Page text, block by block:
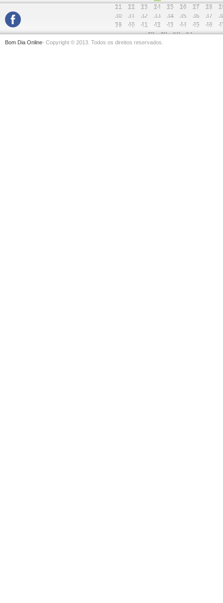
21
22 23 24 25 26 27 28
30
31 32 33 34 35 36 37
39
40 41 42 43 44 45 46
48
49 50 51
Bom Dia Online- Copyright © 2013. Todos os direitos reservados.